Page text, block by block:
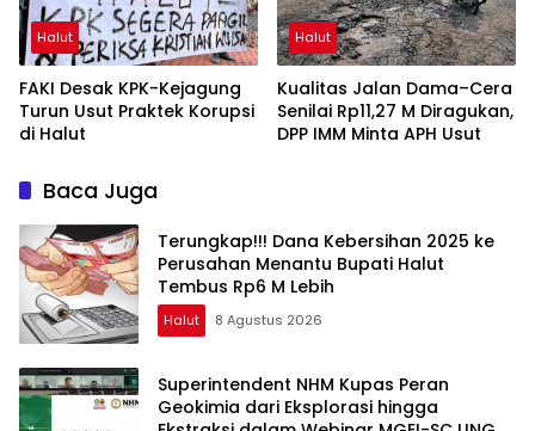
Halut
FAKI Desak KPK-Kejagung
Turun Usut Praktek Korupsi
di Halut
Halut
Kualitas Jalan Dama–Cera
Senilai Rp11,27 M Diragukan,
DPP IMM Minta APH Usut
Baca Juga
Terungkap!!! Dana Kebersihan 2025 ke
Perusahan Menantu Bupati Halut
Tembus Rp6 M Lebih
Halut 8 Agustus 2026
Superintendent NHM Kupas Peran
Geokimia dari Eksplorasi hingga